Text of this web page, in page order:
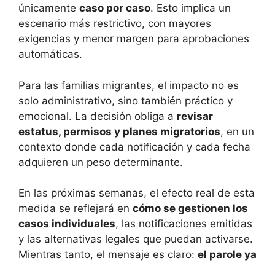
únicamente caso por caso. Esto implica un
escenario más restrictivo, con mayores
exigencias y menor margen para aprobaciones
automáticas.
Para las familias migrantes, el impacto no es
solo administrativo, sino también práctico y
emocional. La decisión obliga a revisar
estatus, permisos y planes migratorios, en un
contexto donde cada notificación y cada fecha
adquieren un peso determinante.
En las próximas semanas, el efecto real de esta
medida se reflejará en cómo se gestionen los
casos individuales, las notificaciones emitidas
y las alternativas legales que puedan activarse.
Mientras tanto, el mensaje es claro: el parole ya